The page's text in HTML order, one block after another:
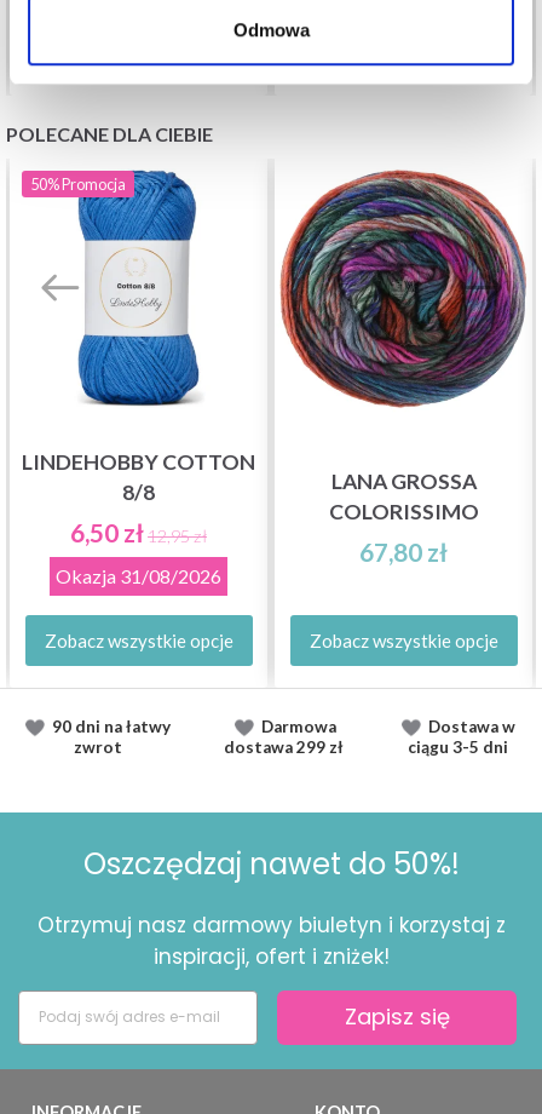
Odmowa
POLECANE DLA CIEBIE
50%Promocja
LINDEHOBBY COTTON
8/8
6,50 zł12,95 zł
Okazja 31/08/2026
Zobacz wszystkie opcje
LANA GROSSA
COLORISSIMO
67,80 zł
Zobacz wszystkie opcje
90 dni na łatwy
zwrot
Darmowa
dostawa299 zł
Dostawaw
ciągu 3-5 dni
Oszczędzaj nawet do 50%!
Otrzymuj nasz darmowy biuletyn i korzystaj z
inspiracji, ofert i zniżek!
Zapisz się